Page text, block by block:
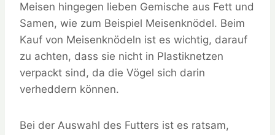
Meisen hingegen lieben Gemische aus Fett und
Samen, wie zum Beispiel Meisenknödel. Beim
Kauf von Meisenknödeln ist es wichtig, darauf
zu achten, dass sie nicht in Plastiknetzen
verpackt sind, da die Vögel sich darin
verheddern können.
Bei der Auswahl des Futters ist es ratsam,